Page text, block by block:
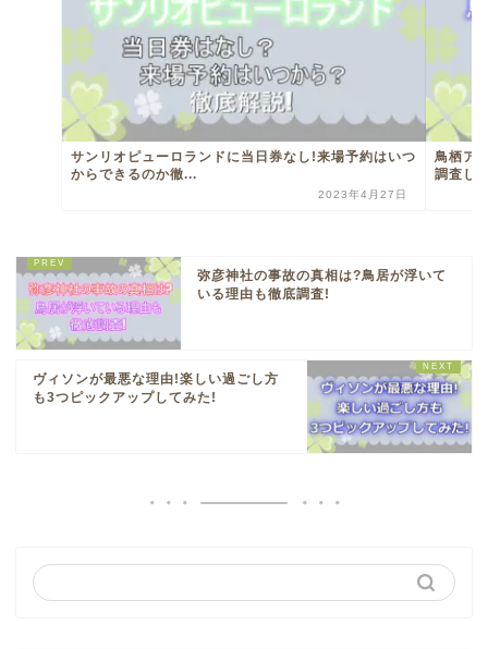
サンリオピューロランドに当日券なし!来場予約はいつ
からできるのか徹...
2023年4月27日
鳥栖ア
調査し
弥彦神社の事故の真相は?鳥居が浮いて
いる理由も徹底調査!
ヴィソンが最悪な理由!楽しい過ごし方
も3つピックアップしてみた!